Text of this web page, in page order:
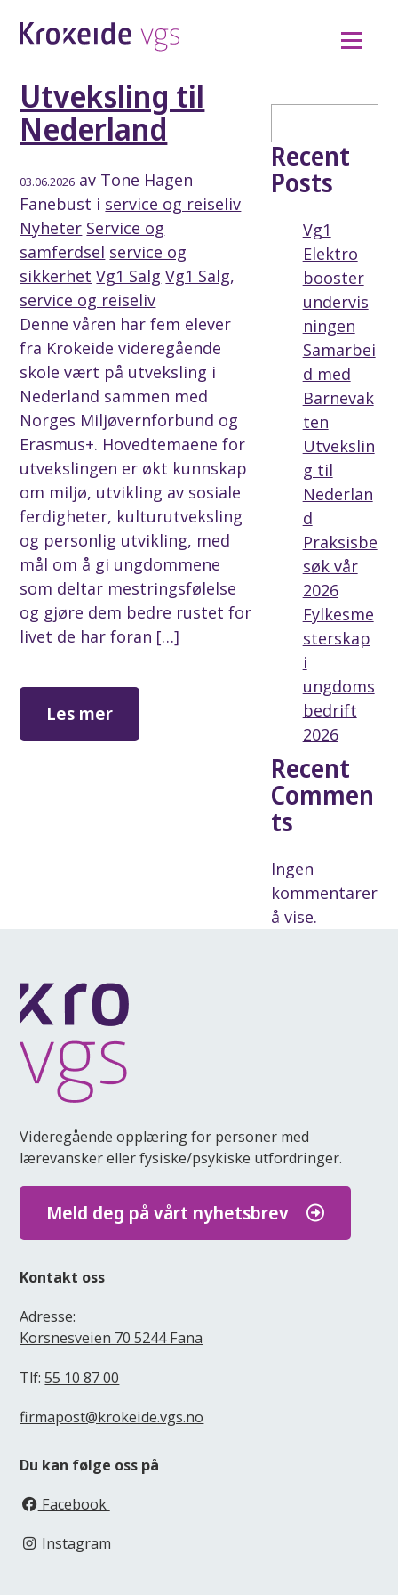
Utveksling til
Nederland
03.06.2026 av Tone Hagen
Fanebust i service og reiseliv
Nyheter Service og
samferdsel service og
sikkerhet Vg1 Salg Vg1 Salg,
service og reiseliv
Denne våren har fem elever
fra Krokeide videregående
skole vært på utveksling i
Nederland sammen med
Norges Miljøvernforbund og
Erasmus+. Hovedtemaene for
utvekslingen er økt kunnskap
om miljø, utvikling av sosiale
ferdigheter, kulturutveksling
og personlig utvikling, med
mål om å gi ungdommene
som deltar mestringsfølelse
og gjøre dem bedre rustet for
livet de har foran […]
Les mer
Recent
Posts
Vg1
Elektro
booster
undervis
ningen
Samarbei
d med
Barnevak
ten
Utvekslin
g til
Nederlan
d
Praksisbe
søk vår
2026
Fylkesme
sterskap
i
ungdoms
bedrift
2026
Recent
Commen
ts
Ingen
kommentarer
å vise.
Videregående opplæring for personer med
lærevansker eller fysiske/psykiske utfordringer.
Meld deg på vårt nyhetsbrev
Kontakt oss
Adresse:
Korsnesveien 70 5244 Fana
Tlf:55 10 87 00
firmapost@krokeide.vgs.no
Du kan følge oss på
Facebook
Instagram